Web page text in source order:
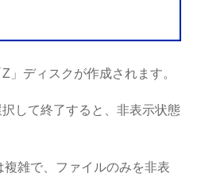
」ディスクが作成されます。
して終了すると、非表示状態
複雑で、ファイルのみを非表